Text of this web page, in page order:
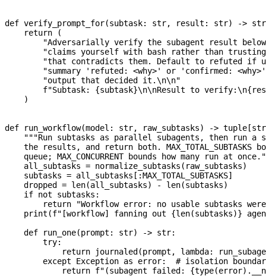
def verify_prompt_for(subtask: str, result : str) -> str
    return
(
"Adversarially verify the subagent result
"claims yourself with bash rather than
"that contradicts them. Default to refuted if
"summary 'refuted: <why>' or 'confirmed:
        "output that decided it.
\n\n"
        f
"Subtask: {subtask}\n\nResult to verify:\n{
    )
def run_workflow(model : str, raw_subtasks) -> tuple[str
"""Run subtasks as parallel subagents, then run a
the results, and return both. MAX_TOTAL_SUBTASKS
queue; MAX_CONCURRENT bounds how many run at
    all_subtasks
= normalize_subtasks(raw_subtasks)
    subtasks
= all_subtasks[:MAX_TOTAL_SUBTASKS]
    dropped
= len(all_subtasks) - len(subtasks)
    if
not subtasks:
        return
"Workflow error: no usable subtasks
    print
(f"[workflow] fanning out {len(subtasks)}
    def
run_one(prompt : str) -> str:
        try
:
            return
journaled(prompt, lambda:
        except
Exception as error: # isolation
            return
f"(subagent failed: {type(error).